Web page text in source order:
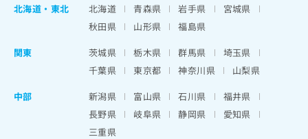
北海道 ・ 東北 北海道 青森県 岩手県
宮城県
秋田県
山形県
福島県
関東
茨城県 栃木県 群馬県
埼玉県
千葉県
東京都 神奈川県
山梨県
中部
新潟県 富山県 石川県
福井県
長野県
岐阜県 静岡県
愛知県
三重県